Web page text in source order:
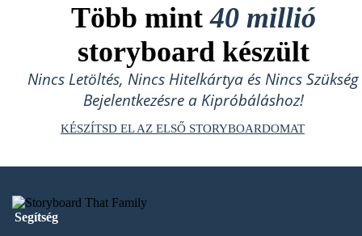
Több mint40 millió
storyboard készült
Nincs Letöltés, Nincs Hitelkártya és Nincs Szükség
Bejelentkezésre a Kipróbáláshoz!
KÉSZÍTSD EL AZ ELSŐ STORYBOARDOMAT
Segítség